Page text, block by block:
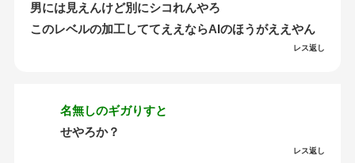
男には見えんけど別にシコれんやろ
このレベルの加工しててええならAIのほうがええやん
レス返し
名無しのギガりすと
せやろか？
レス返し